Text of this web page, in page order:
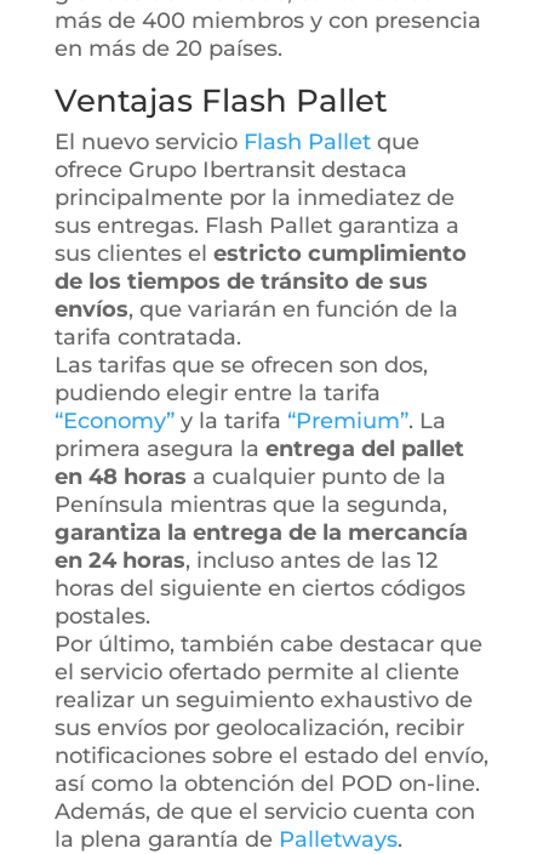
más de 400 miembros y con presencia
en más de 20 países.
Ventajas Flash Pallet
El nuevo servicio Flash Palletque
ofrece Grupo Ibertransit destaca
principalmente por la inmediatez de
sus entregas. Flash Pallet garantiza a
sus clientes el estricto cumplimiento
de los tiempos de tránsito de sus
envíos, que variarán en función de la
tarifa contratada.
Las tarifas que se ofrecen son dos,
pudiendo elegir entre la tarifa
“Economy”y la tarifa “Premium”. La
primera asegura la entrega del pallet
en 48 horas a cualquier punto de la
Península mientras que la segunda,
garantiza la entrega de la mercancía
en 24 horas, incluso antes de las 12
horas del siguiente en ciertos códigos
postales.
Por último, también cabe destacar que
el servicio ofertado permite al cliente
realizar un seguimiento exhaustivo de
sus envíos por geolocalización, recibir
notificaciones sobre el estado del envío,
así como la obtención del POD on-line.
Además, de que el servicio cuenta con
la plena garantía de Palletways.